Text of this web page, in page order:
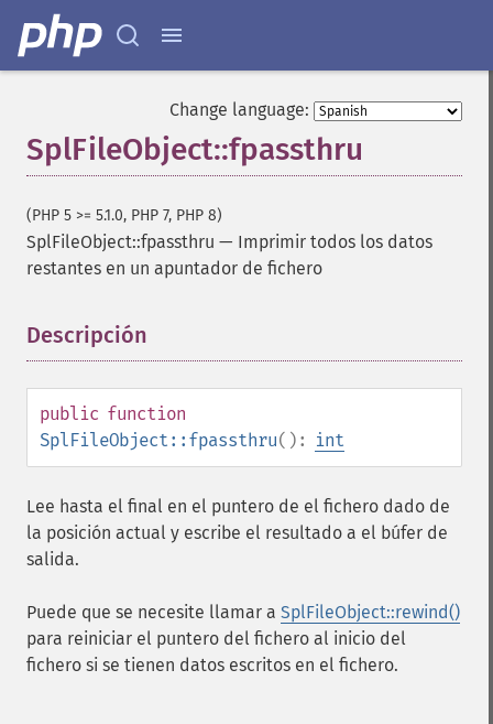
Change language:
SplFileObject::fpassthru
(PHP 5 >= 5.1.0, PHP 7, PHP 8)
SplFileObject::fpassthru — Imprimir todos los datos
restantes en un apuntador de fichero
Descripción
public function
SplFileObject::fpassthru(): int
Lee hasta el final en el puntero de el fichero dado de
la posición actual y escribe el resultado a el búfer de
salida.
Puede que se necesite llamar a SplFileObject::rewind()
para reiniciar el puntero del fichero al inicio del
fichero si se tienen datos escritos en el fichero.